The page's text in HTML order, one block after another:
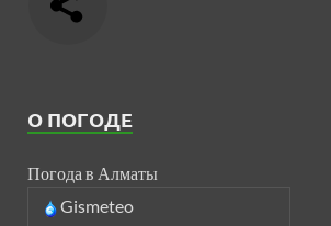
О ПОГОДЕ
Погода в Алматы
Gismeteo